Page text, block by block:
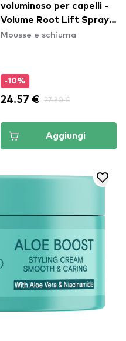
voluminoso per capelli -
Volume Root Lift Spray
Foam
Mousse e schiuma
-10%
24.57 € 27.30 €
Aggiungi